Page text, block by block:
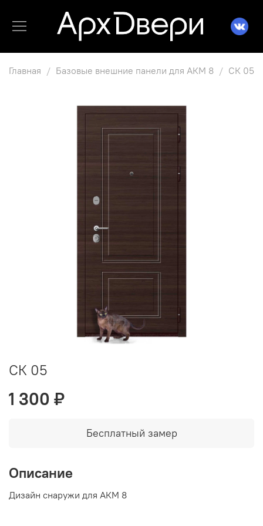
Главная Базовые внешние панели для АКМ 8 СК 05
СК 05
1 300 ₽
Бесплатный замер
Описание
Дизайн снаружи для АКМ 8